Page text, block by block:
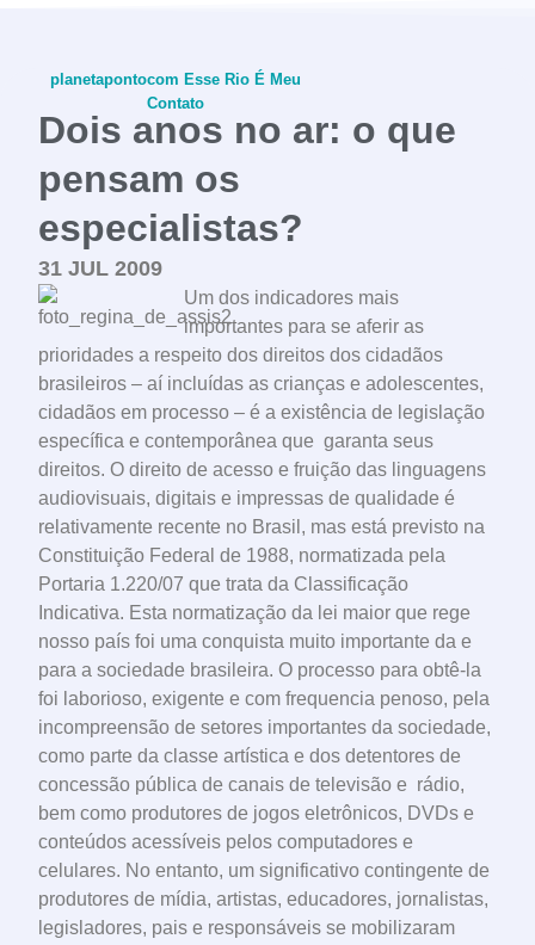
planetapontocom Esse Rio É Meu
Contato
conheça o programa
Dois anos no ar: o que
pensam os
especialistas?
31 JUL 2009
Um dos indicadores mais
importantes para se aferir as
prioridades a respeito dos direitos dos cidadãos
brasileiros – aí incluídas as crianças e adolescentes,
cidadãos em processo – é a existência de legislação
específica e contemporânea que garanta seus
direitos. O direito de acesso e fruição das linguagens
audiovisuais, digitais e impressas de qualidade é
relativamente recente no Brasil, mas está previsto na
Constituição Federal de 1988, normatizada pela
Portaria 1.220/07 que trata da Classificação
Indicativa. Esta normatização da lei maior que rege
nosso país foi uma conquista muito importante da e
para a sociedade brasileira. O processo para obtê-la
foi laborioso, exigente e com frequencia penoso, pela
incompreensão de setores importantes da sociedade,
como parte da classe artística e dos detentores de
concessão pública de canais de televisão e rádio,
bem como produtores de jogos eletrônicos, DVDs e
conteúdos acessíveis pelos computadores e
celulares. No entanto, um significativo contingente de
produtores de mídia, artistas, educadores, jornalistas,
legisladores, pais e responsáveis se mobilizaram